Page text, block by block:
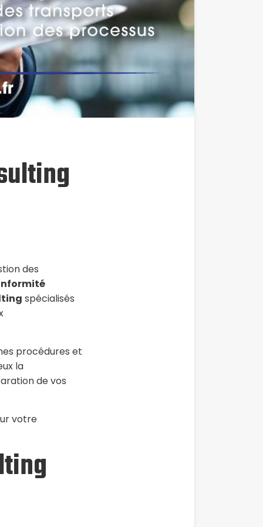
des
spécialisés
procédures et
la
de vos
votre